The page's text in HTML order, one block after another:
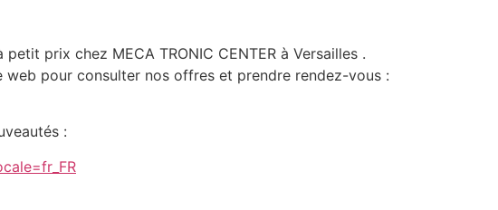
prix chez MECA TRONIC CENTER à Versailles .
pour consulter nos offres et prendre rendez-vous :
: